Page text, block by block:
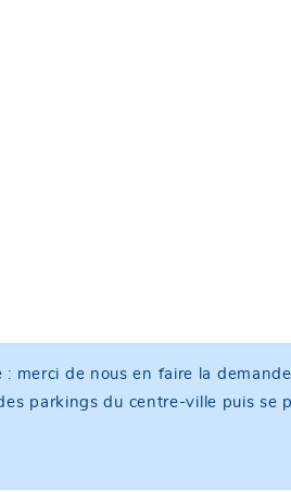
merci de nous en faire la
parkings du centre-ville puis se